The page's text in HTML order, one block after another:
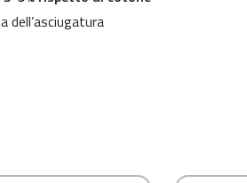
dell’asciugatura